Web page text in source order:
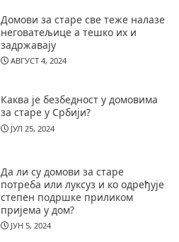
Домови за старе све теже налазе
неговатељице а тешко их и
задржавају
АВГУСТ 4, 2024
Каква је безбедност у домовима
за старе у Србији?
ЈУЛ 25, 2024
Да ли су домови за старе
потреба или луксуз и ко одређује
степен подршке приликом
пријема у дом?
ЈУН 5, 2024